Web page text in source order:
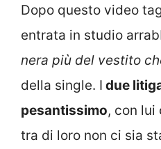
Dopo questo video
entrata in studio
nera più del vestito
della single. I due
pesantissimo, con lui
tra di loro non ci sia